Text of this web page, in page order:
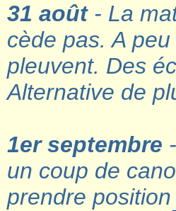
31 août- La
cède pas. A
pleuvent. Des
Alternative de
1er septembre
un coup de
prendre